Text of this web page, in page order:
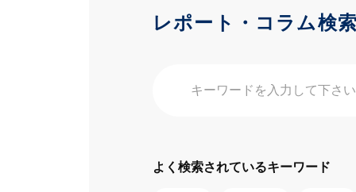
レポート・コラム検
よく検索されているキーワード